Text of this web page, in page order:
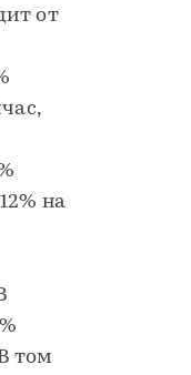
от
на
том